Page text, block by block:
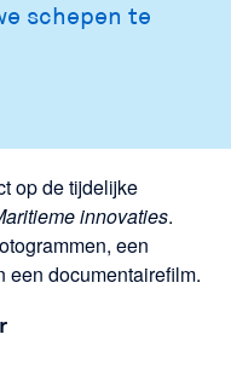
schepen te
op de tijdelijke
innovaties.
een
een documentairefilm.